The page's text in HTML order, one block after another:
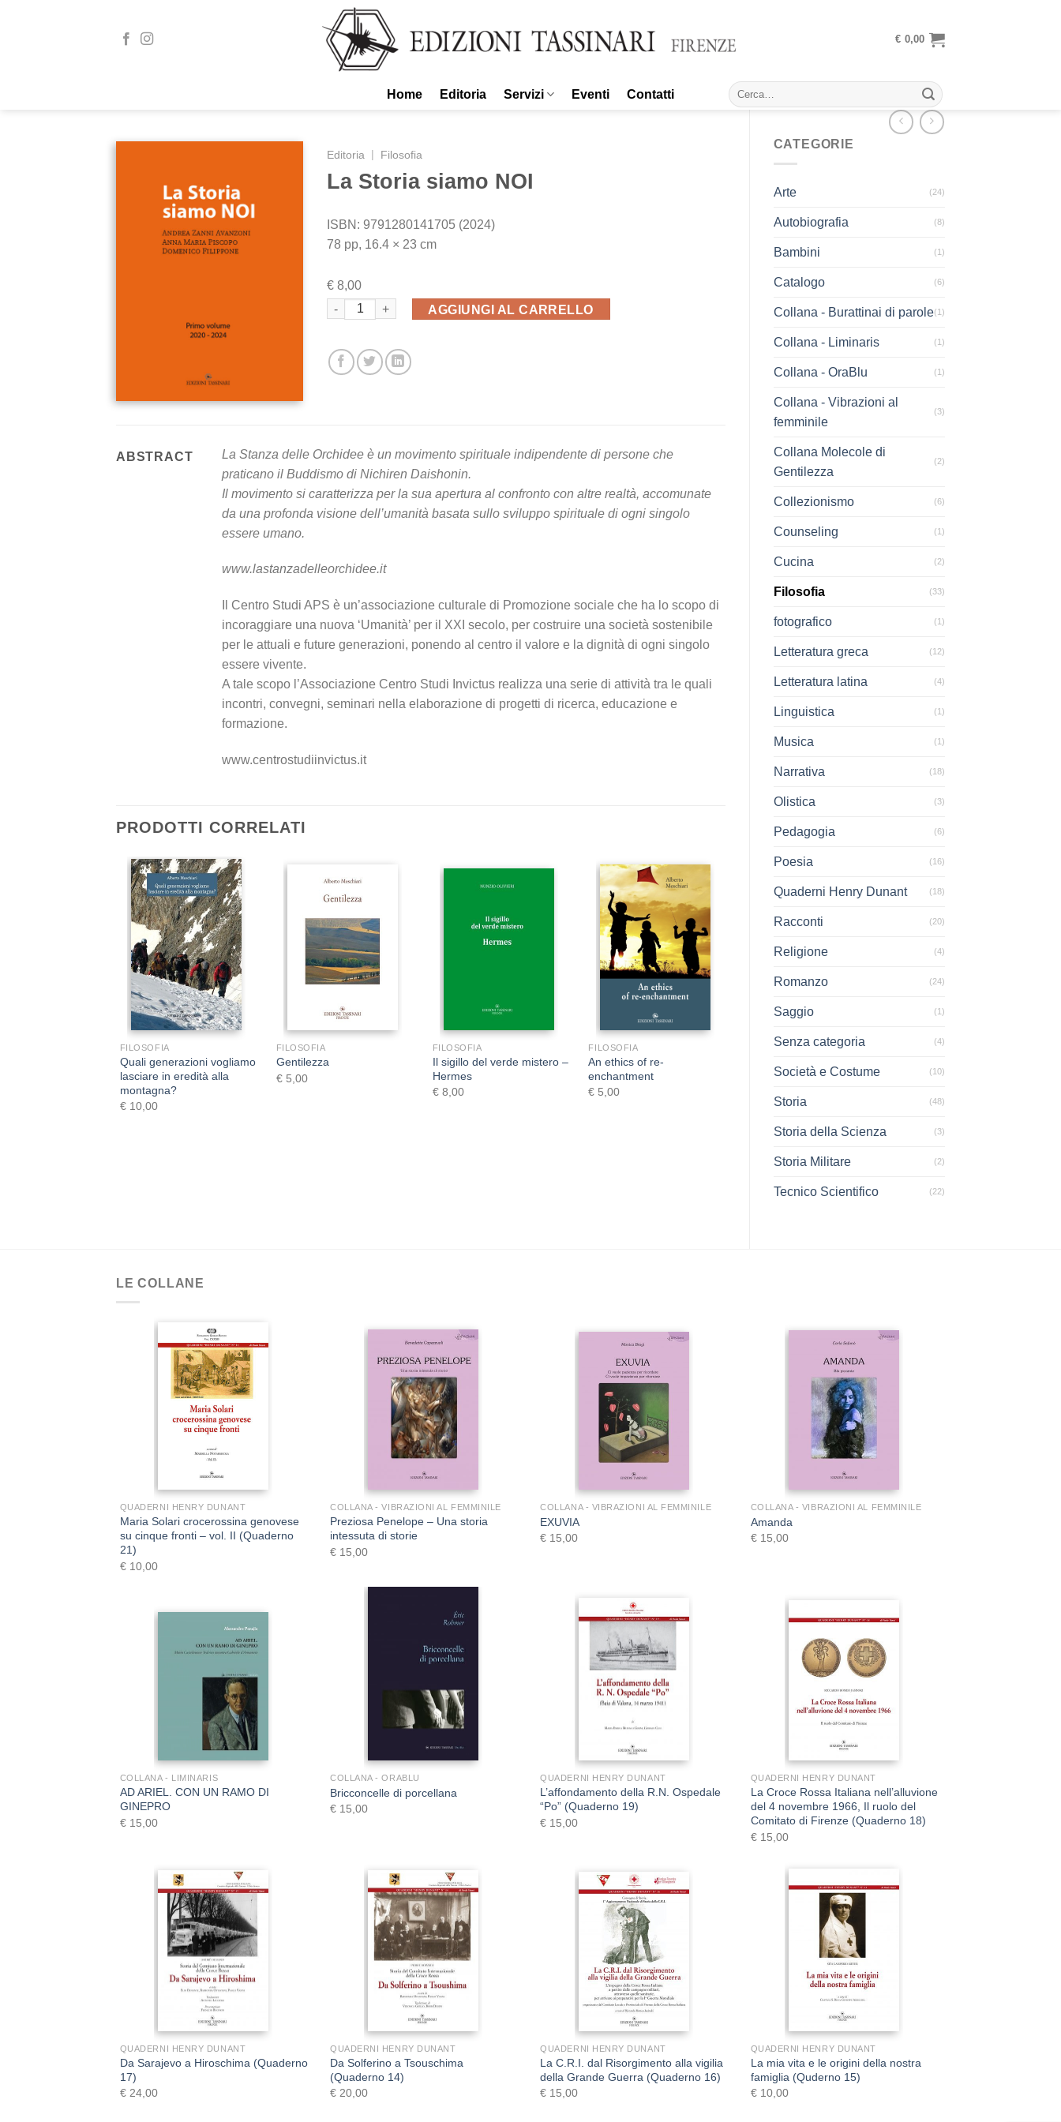
€ 0,00
Home Editoria Servizi Eventi Contatti Cerca:
CATEGORIE
Arte (24)
Autobiografia (8)
Bambini (1)
Catalogo (6)
Collana - Burattinai di parole(1)
Collana - Liminaris (1)
Collana - OraBlu (1)
Collana - Vibrazioni al
femminile
(3)
Collana Molecole di
Gentilezza
(2)
Collezionismo (6)
Counseling (1)
Cucina (2)
Filosofia (33)
fotografico (1)
Letteratura greca (12)
Letteratura latina (4)
Linguistica (1)
Musica (1)
Narrativa (18)
Olistica (3)
Pedagogia (6)
Poesia (16)
Quaderni Henry Dunant (18)
Racconti (20)
Religione (4)
Romanzo (24)
Saggio (1)
Senza categoria (4)
Società e Costume (10)
Storia (48)
Storia della Scienza (3)
Storia Militare (2)
Tecnico Scientifico (22)
Editoria Filosofia
La Storia siamo NOI
ISBN: 9791280141705 (2024)
78 pp, 16.4 × 23 cm
€ 8,00
La Storia siamo NOI quantitàAGGIUNGI AL CARRELLO
ABSTRACT
La Stanza delle Orchidee è un movimento spirituale indipendente di persone che
praticano il Buddismo di Nichiren Daishonin.
Il movimento si caratterizza per la sua apertura al confronto con altre realtà, accomunate
da una profonda visione dell’umanità basata sullo sviluppo spirituale di ogni singolo
essere umano.
www.lastanzadelleorchidee.it
Il Centro Studi APS è un’associazione culturale di Promozione sociale che ha lo scopo di
incoraggiare una nuova ‘Umanità’ per il XXI secolo, per costruire una società sostenibile
per le attuali e future generazioni, ponendo al centro il valore e la dignità di ogni singolo
essere vivente.
A tale scopo l’Associazione Centro Studi Invictus realizza una serie di attività tra le quali
incontri, convegni, seminari nella elaborazione di progetti di ricerca, educazione e
formazione.
www.centrostudiinvictus.it
PRODOTTI CORRELATI
+
FILOSOFIA
Quali generazioni vogliamo
lasciare in eredità alla
montagna?
€ 10,00
FILOSOFIA
Gentilezza
€ 5,00
FILOSOFIA
Il sigillo del verde mistero –
Hermes
€ 8,00
FILOSOFIA
An ethics of re-
enchantment
€ 5,00
LE COLLANE
QUADERNI HENRY DUNANT
Maria Solari crocerossina genovese
su cinque fronti – vol. II (Quaderno
21)
€ 10,00
COLLANA - VIBRAZIONI AL FEMMINILE
Preziosa Penelope – Una storia
intessuta di storie
€ 15,00
COLLANA - VIBRAZIONI AL FEMMINILE
EXUVIA
€ 15,00
COLLANA - VIBRAZIONI AL FEMMINILE
Amanda
€ 15,00
COLLANA - LIMINARIS
AD ARIEL. CON UN RAMO DI
GINEPRO
€ 15,00
COLLANA - ORABLU
Bricconcelle di porcellana
€ 15,00
QUADERNI HENRY DUNANT
L’affondamento della R.N. Ospedale
“Po” (Quaderno 19)
€ 15,00
QUADERNI HENRY DUNANT
La Croce Rossa Italiana nell’alluvione
del 4 novembre 1966, Il ruolo del
Comitato di Firenze (Quaderno 18)
€ 15,00
QUADERNI HENRY DUNANT
Da Sarajevo a Hiroschima (Quaderno
17)
€ 24,00
QUADERNI HENRY DUNANT
Da Solferino a Tsouschima
(Quaderno 14)
€ 20,00
QUADERNI HENRY DUNANT
La C.R.I. dal Risorgimento alla vigilia
della Grande Guerra (Quaderno 16)
€ 15,00
QUADERNI HENRY DUNANT
La mia vita e le origini della nostra
famiglia (Quderno 15)
€ 10,00